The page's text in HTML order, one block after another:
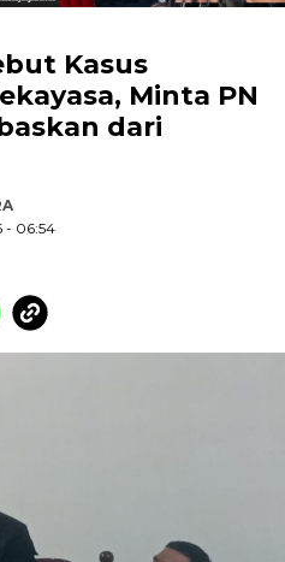
Kasus
Minta PN
dari
- 06:54